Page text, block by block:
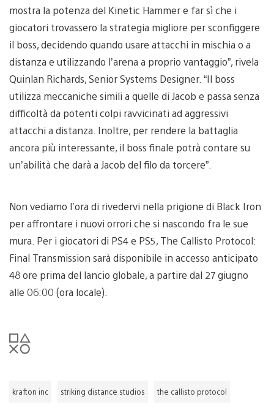
mostra la potenza del Kinetic Hammer e far sì che i
giocatori trovassero la strategia migliore per sconfiggere
il boss, decidendo quando usare attacchi in mischia o a
distanza e utilizzando l’arena a proprio vantaggio”, rivela
Quinlan Richards, Senior Systems Designer. “Il boss
utilizza meccaniche simili a quelle di Jacob e passa senza
difficoltà da potenti colpi ravvicinati ad aggressivi
attacchi a distanza. Inoltre, per rendere la battaglia
ancora più interessante, il boss finale potrà contare su
un’abilità che darà a Jacob del filo da torcere”.
Non vediamo l’ora di rivedervi nella prigione di Black Iron
per affrontare i nuovi orrori che si nascondo fra le sue
mura. Per i giocatori di PS4 e PS5, The Callisto Protocol:
Final Transmission sarà disponibile in accesso anticipato
48 ore prima del lancio globale, a partire dal 27 giugno
alle 06:00 (ora locale).
krafton inc striking distance studios the callisto protocol